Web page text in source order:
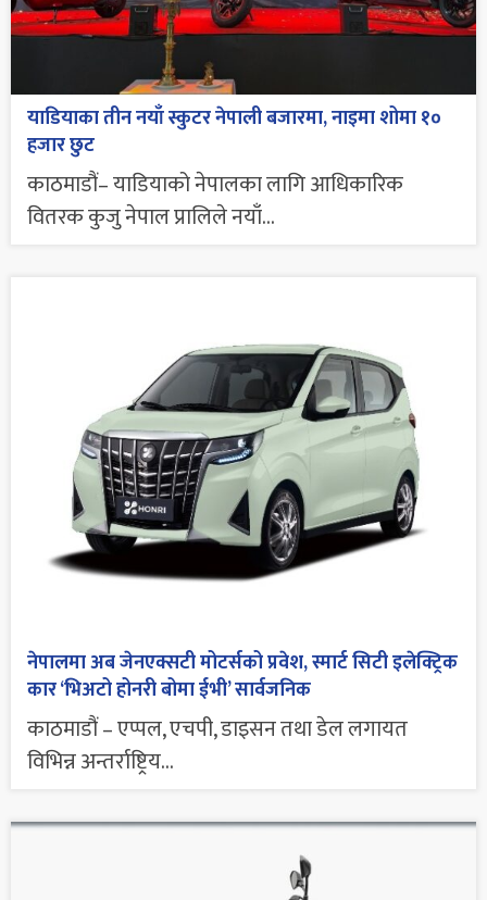
याडियाका तीन नयाँ स्कुटर नेपाली बजारमा, नाइमा शोमा १०
हजार छुट
काठमाडौं– याडियाको नेपालका लागि आधिकारिक
वितरक कुजु नेपाल प्रालिले नयाँ...
नेपालमा अब जेनएक्सटी मोटर्सको प्रवेश, स्मार्ट सिटी इलेक्ट्रिक
कार ‘भिअटो होनरी बोमा ईभी’ सार्वजनिक
काठमाडौं – एप्पल, एचपी, डाइसन तथा डेल लगायत
विभिन्न अन्तर्राष्ट्रिय...